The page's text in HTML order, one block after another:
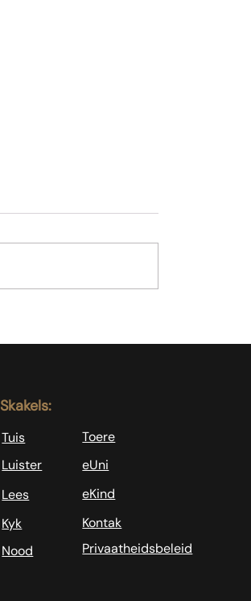
Skakels:
Tuis
Toere
Luister
eUni
Lees
eKind
Kyk
Kontak
Nood
Privaatheidsbeleid